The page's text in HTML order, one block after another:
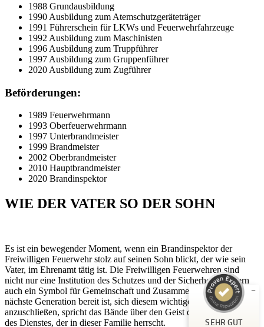
1988 Grundausbildung
1990 Ausbildung zum Atemschutzgeräteträger
1991 Führerschein für LKWs und Feuerwehrfahrzeuge
1992 Ausbildung zum Maschinisten
1996 Ausbildung zum Truppführer
1997 Ausbildung zum Gruppenführer
2020 Ausbildung zum Zugführer
Beförderungen:
1989 Feuerwehrmann
1993 Oberfeuerwehrmann
1997 Unterbrandmeister
1999 Brandmeister
2002 Oberbrandmeister
2010 Hauptbrandmeister
2020 Brandinspektor
WIE DER VATER SO DER SOHN
Es ist ein bewegender Moment, wenn ein Brandinspektor der
Freiwilligen Feuerwehr stolz auf seinen Sohn blickt, der wie sein
Vater, im Ehrenamt tätig ist. Die Freiwilligen Feuerwehren sind
nicht nur eine Institution des Schutzes und der Sicherheit, sondern
auch ein Symbol für Gemeinschaft und Zusammenhalt. Wenn die
nächste Generation bereit ist, sich diesem wichtigen Ehrenamt
anzuschließen, spricht das Bände über den Geist der Hingabe und
des Dienstes, der in dieser Familie herrscht.
SEHR GUT
100
%
Empfehlungen auf
ProvenExpert.com
SEHR GUT
4,90
/
5,00
442
Bewertungen auf ProvenExpert.com